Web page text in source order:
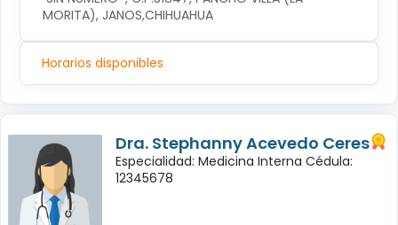
MORITA), JANOS,CHIHUAHUA
Horarios disponibles
Dra. Stephanny Acevedo Ceres
Especialidad: Medicina Interna Cédula:
12345678